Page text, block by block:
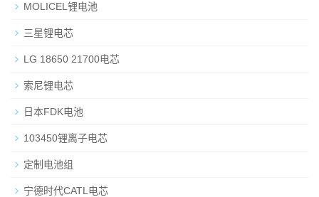
MOLICEL锂电池
三星锂电芯
LG 18650 21700电芯
索尼锂电芯
日本FDK电池
103450锂离子电芯
定制电池组
宁德时代CATL电芯